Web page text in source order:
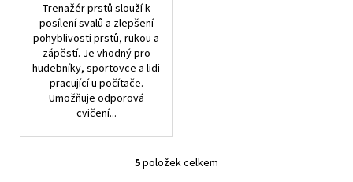
Trenažér prstů slouží k
posílení svalů a zlepšení
pohyblivosti prstů, rukou a
zápěstí. Je vhodný pro
hudebníky, sportovce a lidi
pracující u počítače.
Umožňuje odporová
cvičení...
O
5položek celkem